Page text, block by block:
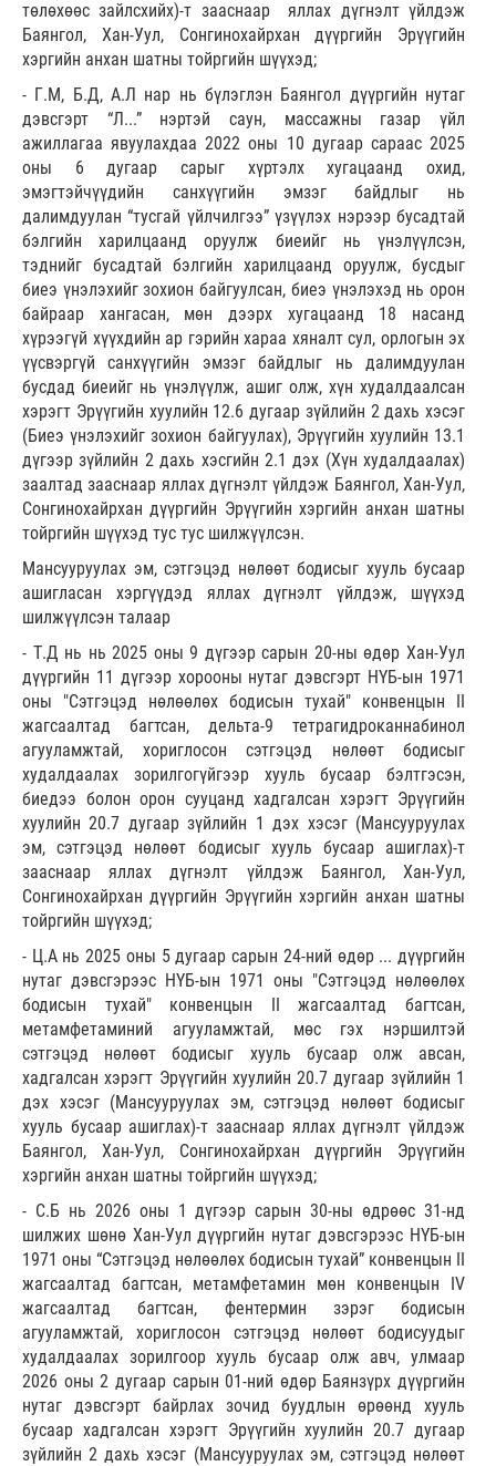
төлөхөөс зайлсхийх)-т зааснаар яллах дүгнэлт үйлдэж
Баянгол, Хан-Уул, Сонгинохайрхан дүүргийн Эрүүгийн
хэргийн анхан шатны тойргийн шүүхэд;
- Г.М, Б.Д, А.Л нар нь бүлэглэн Баянгол дүүргийн нутаг
дэвсгэрт “Л...” нэртэй саун, массажны газар үйл
ажиллагаа явуулахдаа 2022 оны 10 дугаар сараас 2025
оны 6 дугаар сарыг хүртэлх хугацаанд охид,
эмэгтэйчүүдийн санхүүгийн эмзэг байдлыг нь
далимдуулан “тусгай үйлчилгээ” үзүүлэх нэрээр бусадтай
бэлгийн харилцаанд оруулж биеийг нь үнэлүүлсэн,
тэднийг бусадтай бэлгийн харилцаанд оруулж, бусдыг
биеэ үнэлэхийг зохион байгуулсан, биеэ үнэлэхэд нь орон
байраар хангасан, мөн дээрх хугацаанд 18 насанд
хүрээгүй хүүхдийн ар гэрийн хараа хяналт сул, орлогын эх
үүсвэргүй санхүүгийн эмзэг байдлыг нь далимдуулан
бусдад биеийг нь үнэлүүлж, ашиг олж, хүн худалдаалсан
хэрэгт Эрүүгийн хуулийн 12.6 дугаар зүйлийн 2 дахь хэсэг
(Биеэ үнэлэхийг зохион байгуулах), Эрүүгийн хуулийн 13.1
дүгээр зүйлийн 2 дахь хэсгийн 2.1 дэх (Хүн худалдаалах)
заалтад зааснаар яллах дүгнэлт үйлдэж Баянгол, Хан-Уул,
Сонгинохайрхан дүүргийн Эрүүгийн хэргийн анхан шатны
тойргийн шүүхэд тус тус шилжүүлсэн.
Мансууруулах эм, сэтгэцэд нөлөөт бодисыг хууль бусаар
ашигласан хэргүүдэд яллах дүгнэлт үйлдэж, шүүхэд
шилжүүлсэн талаар
- Т.Д нь нь 2025 оны 9 дүгээр сарын 20-ны өдөр Хан-Уул
дүүргийн 11 дүгээр хорооны нутаг дэвсгэрт НҮБ-ын 1971
оны "Сэтгэцэд нөлөөлөх бодисын тухай" конвенцын II
жагсаалтад багтсан, дельта-9 тетрагидроканнабинол
агууламжтай, хориглосон сэтгэцэд нөлөөт бодисыг
худалдаалах зорилгогүйгээр хууль бусаар бэлтгэсэн,
биедээ болон орон сууцанд хадгалсан хэрэгт Эрүүгийн
хуулийн 20.7 дугаар зүйлийн 1 дэх хэсэг (Мансууруулах
эм, сэтгэцэд нөлөөт бодисыг хууль бусаар ашиглах)-т
зааснаар яллах дүгнэлт үйлдэж Баянгол, Хан-Уул,
Сонгинохайрхан дүүргийн Эрүүгийн хэргийн анхан шатны
тойргийн шүүхэд;
- Ц.А нь 2025 оны 5 дугаар сарын 24-ний өдөр ... дүүргийн
нутаг дэвсгэрээс НҮБ-ын 1971 оны "Сэтгэцэд нөлөөлөх
бодисын тухай" конвенцын II жагсаалтад багтсан,
метамфетаминий агууламжтай, мөс гэх нэршилтэй
сэтгэцэд нөлөөт бодисыг хууль бусаар олж авсан,
хадгалсан хэрэгт Эрүүгийн хуулийн 20.7 дугаар зүйлийн 1
дэх хэсэг (Мансууруулах эм, сэтгэцэд нөлөөт бодисыг
хууль бусаар ашиглах)-т зааснаар яллах дүгнэлт үйлдэж
Баянгол, Хан-Уул, Сонгинохайрхан дүүргийн Эрүүгийн
хэргийн анхан шатны тойргийн шүүхэд;
- С.Б нь 2026 оны 1 дүгээр сарын 30-ны өдрөөс 31-нд
шилжих шөнө Хан-Уул дүүргийн нутаг дэвсгэрээс НҮБ-ын
1971 оны “Сэтгэцэд нөлөөлөх бодисын тухай” конвенцын II
жагсаалтад багтсан, метамфетамин мөн конвенцын IV
жагсаалтад багтсан, фентермин зэрэг бодисын
агууламжтай, хориглосон сэтгэцэд нөлөөт бодисуудыг
худалдаалах зорилгоор хууль бусаар олж авч, улмаар
2026 оны 2 дугаар сарын 01-ний өдөр Баянзүрх дүүргийн
нутаг дэвсгэрт байрлах зочид буудлын өрөөнд хууль
бусаар хадгалсан хэрэгт Эрүүгийн хуулийн 20.7 дугаар
зүйлийн 2 дахь хэсэг (Мансууруулах эм, сэтгэцэд нөлөөт